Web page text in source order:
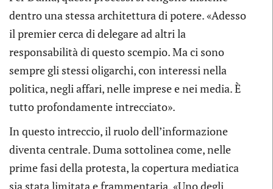
dentro una stessa architettura di potere. «Adesso
il premier cerca di delegare ad altri la
responsabilità di questo scempio. Ma ci sono
sempre gli stessi oligarchi, con interessi nella
politica, negli affari, nelle imprese e nei media. È
tutto profondamente intrecciato».
In questo intreccio, il ruolo dell’informazione
diventa centrale. Duma sottolinea come, nelle
prime fasi della protesta, la copertura mediatica
sia stata limitata e frammentaria. «Uno degli